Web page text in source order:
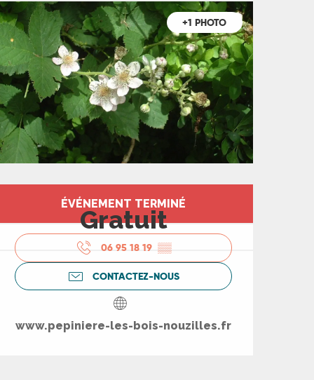
+1 PHOTO
et
ÉVÉNEMENT TERMINÉ
Gratuit
06 95 18 19 ▒▒
CONTACTEZ-NOUS
www.pepiniere-les-bois-nouzilles.fr